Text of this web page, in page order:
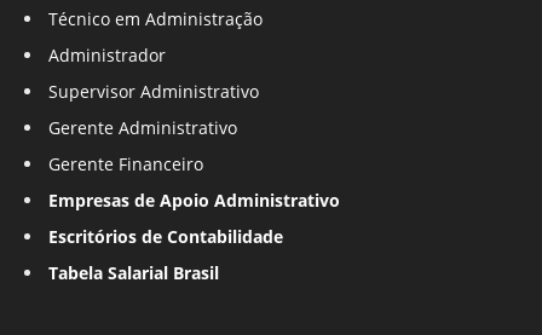
Técnico em Administração
Administrador
Supervisor Administrativo
Gerente Administrativo
Gerente Financeiro
Empresas de Apoio Administrativo
Escritórios de Contabilidade
Tabela Salarial Brasil